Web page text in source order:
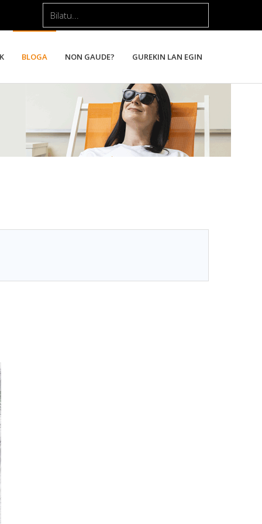
BLOGA NON GAUDE? GUREKIN LAN EGIN